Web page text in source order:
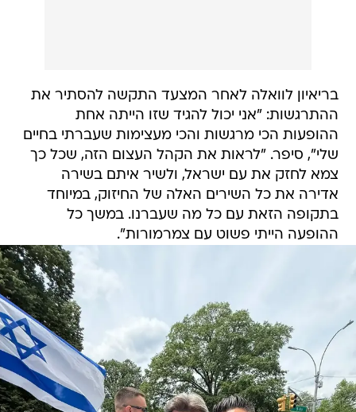
בריאיון לוואלה לאחר המצעד התקשה להסתיר את
ההתרגשות: "אני יכול להגיד שזו הייתה אחת
ההופעות הכי מרגשות והכי מעצימות שעברתי בחיים
שלי", סיפר. "לראות את הקהל העצום הזה, שכל כך
צמא לחזק את עם ישראל, ולשיר איתם בשירה
אדירה את כל השירים האלה של החיזוק, במיוחד
בתקופה הזאת עם כל מה שעברנו. במשך כל
ההופעה הייתי פשוט עם צמרמורות".